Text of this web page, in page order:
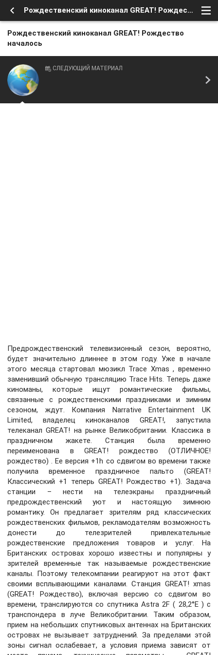
Рождественский киноканал GREAT! Рождество началось
Рождественский киноканал GREAT! Рождество
началось
СЛЕДУЮЩИЙ МАТЕРИАЛ
Предрождественский телевизионный сезон, вероятно,
будет значительно длиннее в этом году. Уже в начале
этого месяца стартовал мюзикл Trace Xmas , временно
заменивший обычную трансляцию Trace Hits. Теперь даже
киноманы, которые ищут романтические фильмы,
связанные с рождественскими праздниками и зимним
сезоном, ждут. Компания Narrative Entertainment UK
Limited, владелец киноканалов GREAT!, запустила
телеканал GREAT! на рынке Великобритании. Классика в
праздничном жакете. Станция была временно
переименована в GREAT! рождество (ОТЛИЧНОЕ!
рождество) . Ее версия +1h со сдвигом во времени также
получила временное праздничное пальто (GREAT!
Классический +1 теперь GREAT! Рождество +1). Задача
станции – нести на телеэкраны праздничный
предрождественский уют и настоящую зимнюю
романтику. Он предлагает зрителям ряд классических
рождественских фильмов, рекламодателям возможность
донести до телезрителей привлекательные
рождественские предложения товаров и услуг. На
Британских островах хорошо известны и популярны у
зрителей временные так называемые рождественские
каналы. Поэтому телекомпании реагируют на этот факт
своими всплывающими каналами. Станция GREAT! xmas
(GREAT! Рождество), включая версию со сдвигом во
времени, транслируются со спутника Astra 2F ( 28,2°E ) с
транспондера в луче Великобритании. Таким образом,
прием на небольших спутниковых антеннах на Британских
островах не вызывает затруднений. За пределами этой
зоны сигнал ослабевает, а условия приема зависят от